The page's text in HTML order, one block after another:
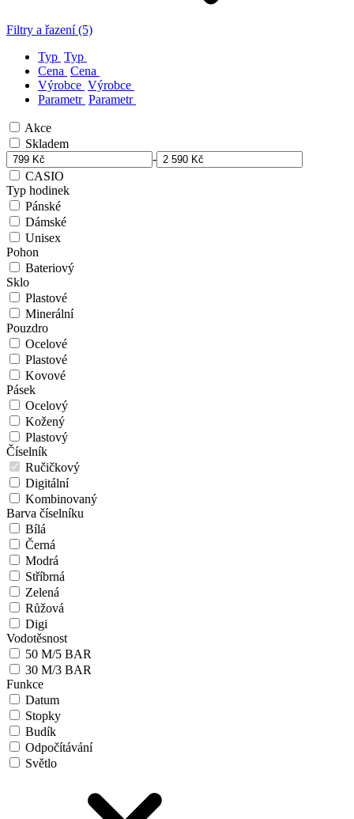
Filtry a řazení (5)
Typ Typ
Cena Cena
Výrobce Výrobce
Parametr Parametr
Akce
Skladem
-
CASIO
Typ hodinek
Pánské
Dámské
Unisex
Pohon
Bateriový
Sklo
Plastové
Minerální
Pouzdro
Ocelové
Plastové
Kovové
Pásek
Ocelový
Kožený
Plastový
Číselník
Ručičkový
Digitální
Kombinovaný
Barva číselníku
Bílá
Černá
Modrá
Stříbrná
Zelená
Růžová
Digi
Vodotěsnost
50 M/5 BAR
30 M/3 BAR
Funkce
Datum
Stopky
Budík
Odpočítávání
Světlo